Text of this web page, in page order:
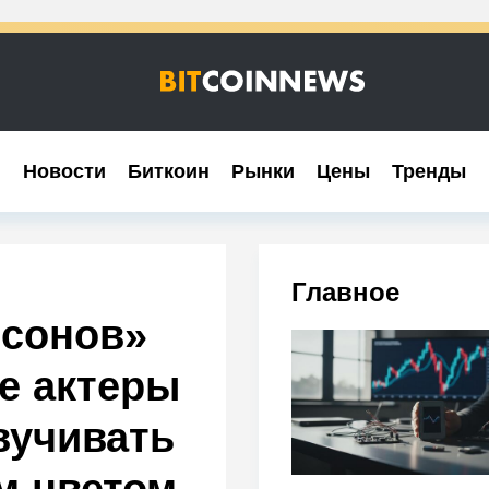
Новости Биткоин Рынки Цены Тренды
Новости Биткоин Рынки Цены Тренды
Главное
актеры